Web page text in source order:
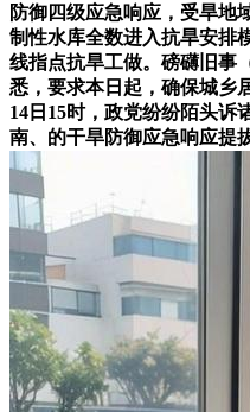
防御四级应急响应，受旱地
制性水库全数进入抗旱安排
线指点抗旱工做。磅礴旧事
悉，要求本日起，确保城乡
14日15时，政党纷纷陌头诉
南、的干旱防御应急响应提